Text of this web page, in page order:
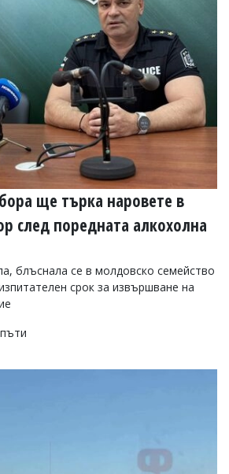
ще търка наровете в
след поредната алкохолна
блъснала се в молдовско семейство
срок за извършване на